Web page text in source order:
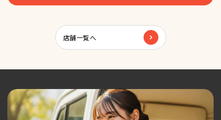
店舗一覧へ